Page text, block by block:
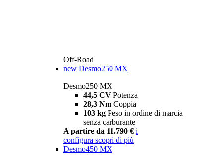
Off-Road
new Desmo250 MX
Desmo250 MX
44,5 CV Potenza
28,3 Nm Coppia
103 kg Peso in ordine di marcia
senza carburante
A partire da 11.790 € i
configura scopri di più
Desmo450 MX